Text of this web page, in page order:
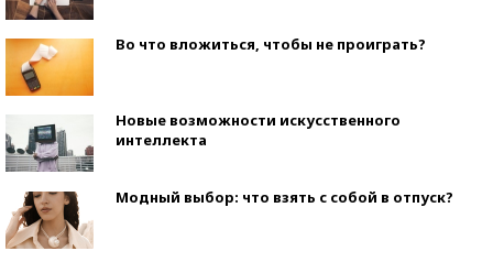
Во что вложиться, чтобы не проиграть?
Новые возможности искусственного
интеллекта
Модный выбор: что взять с собой в отпуск?